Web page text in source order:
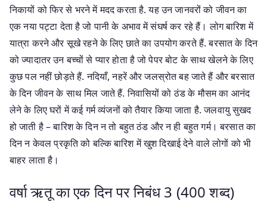
निकायों को फिर से भरने में मदद करता है. यह उन जानवरों को जीवन का
एक नया पट्टा देता है जो पानी के अभाव में संघर्ष कर रहे हैं। लोग बारिश में
यात्रा करने और सूखे रहने के लिए छाते का उपयोग करते हैं. बरसात के दिन
को ज्यादातर उन बच्चों से प्यार होता है जो पेपर बोट के साथ खेलने के लिए
कुछ पल नहीं छोड़ते हैं. नदियाँ, नहरें और जलस्रोत बह जाते हैं और बरसात
के दिन जीवन के साथ मिल जाते हैं. निवासियों को ठंड के मौसम का आनंद
लेने के लिए घरों में कई गर्म व्यंजनों को तैयार किया जाता है. जलवायु सुखद
हो जाती है – बारिश के दिन न तो बहुत ठंड और न ही बहुत गर्म। बरसात का
दिन न केवल प्रकृति को बल्कि बारिश में खुश दिखाई देने वाले लोगों को भी
बाहर लाता है।
वर्षा ऋतू का एक दिन पर निबंध 3 (400 शब्द)